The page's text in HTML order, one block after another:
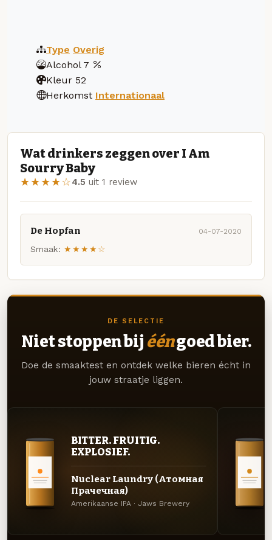
Type Overig
Alcohol 7
Kleur 52
Herkomst Internationaal
Wat drinkers zeggen over I Am
Sourry Baby
★★★★☆4.5 uit 1 review
De Hopfan 04-07-2020
Smaak: ★★★★☆
DE SELECTIE
Niet stoppen bij ééngoed bier.
Doe de smaaktest en ontdek welke bieren écht in
jouw straatje liggen.
BITTER. FRUITIG.
EXPLOSIEF.
Nuclear Laundry (Атомная
Прачечная)
Amerikaanse IPA · Jaws Brewery